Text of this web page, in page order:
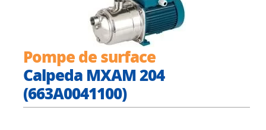
Pompe de surface
Calpeda MXAM 204
(663A0041100)